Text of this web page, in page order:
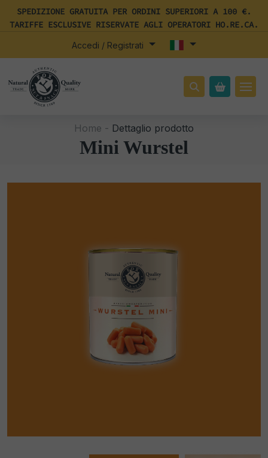
SPEDIZIONE GRATUITA PER ORDINI SUPERIORI A 100 €.
TARIFFE ESCLUSIVE RISERVATE AGLI OPERATORI HO.RE.CA.
Accedi / Registrati
Home - Dettaglio prodotto
Mini Wurstel